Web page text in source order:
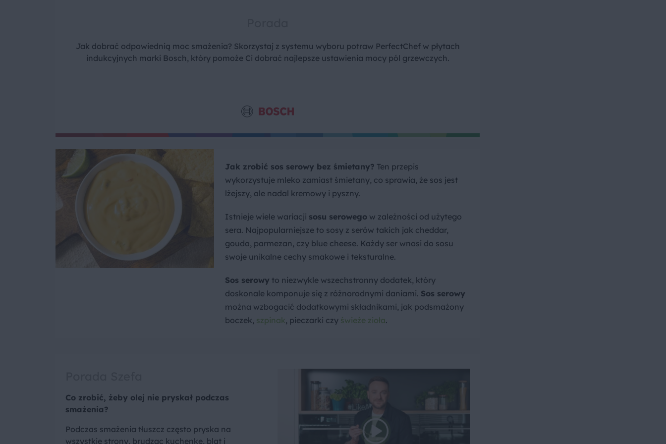
Jak dobrać odpowiednią moc smażenia? Skorzystaj z systemu wyboru potraw PerfectChef w płytach
indukcyjnych marki Bosch, który pomoże Ci dobrać najlepsze ustawienia mocy pól grzewczych.
Jak zrobić sos serowy bez śmietany? Ten przepis
wykorzystuje mleko zamiast śmietany, co sprawia, że sos jest
lżejszy, ale nadal kremowy i pyszny.
Istnieje wiele wariacji sosu serowego w zależności od użytego
sera. Najpopularniejsze to sosy z serów takich jak cheddar,
gouda, parmezan, czy blue cheese. Każdy ser wnosi do sosu
swoje unikalne cechy smakowe i teksturalne.
Sos serowy to niezwykle wszechstronny dodatek, który
doskonale komponuje się z różnorodnymi daniami. Sos serowy
można wzbogacić dodatkowymi składnikami, jak podsmażony
boczek, szpinak, pieczarki czy świeże zioła.
Co zrobić, żeby olej nie pryskał podczas
smażenia?
Podczas smażenia tłuszcz często pryska na
wszystkie strony, brudząc kuchenkę, blat i